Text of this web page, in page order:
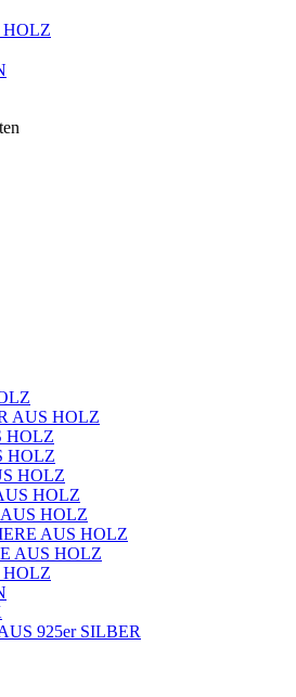
AUS HOLZ
HOLZ
HOLZ
HOLZ
HOLZ
HOLZ
AUS HOLZ
AUS HOLZ
925er SILBER